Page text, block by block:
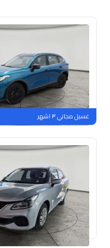
جديدة
ملوحة
غسيل مجاني ٣ اشهر
مستعملة 69,181 كم